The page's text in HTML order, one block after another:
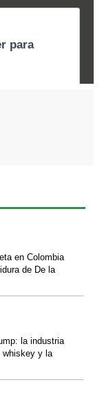
en Colombia
de De la
la industria
whiskey y la